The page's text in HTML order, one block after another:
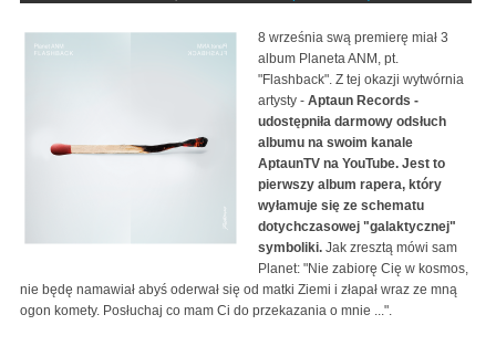
8 września swą premierę miał 3
album Planeta ANM, pt.
"Flashback". Z tej okazji wytwórnia
artysty - Aptaun Records -
udostępniła darmowy odsłuch
albumu na swoim kanale
AptaunTV na YouTube. Jest to
pierwszy album rapera, który
wyłamuje się ze schematu
dotychczasowej "galaktycznej"
symboliki. Jak zresztą mówi sam
Planet: "Nie zabiorę Cię w kosmos,
nie będę namawiał abyś oderwał się od matki Ziemi i złapał wraz ze mną
ogon komety. Posłuchaj co mam Ci do przekazania o mnie ...".